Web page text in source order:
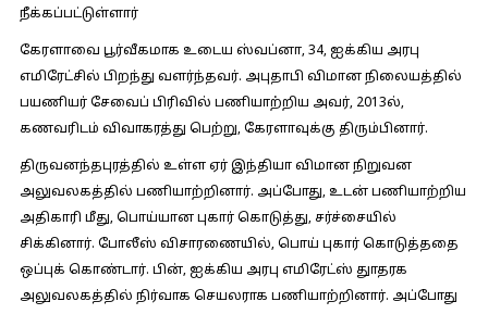
நீக்கப்பட்டுள்ளார்
கேரளாவை பூர்வீகமாக உடைய ஸ்வப்னா, 34, ஐக்கிய அரபு
எமிரேட்சில் பிறந்து வளர்ந்தவர். அபுதாபி விமான நிலையத்தில்
பயணியர் சேவைப் பிரிவில் பணியாற்றிய அவர், 2013ல்,
கணவரிடம் விவாகரத்து பெற்று, கேரளாவுக்கு திரும்பினார்.
திருவனந்தபுரத்தில் உள்ள ஏர் இந்தியா விமான நிறுவன
அலுவலகத்தில் பணியாற்றினார். அப்போது, உடன் பணியாற்றிய
அதிகாரி மீது, பொய்யான புகார் கொடுத்து, சர்ச்சையில்
சிக்கினார். போலீஸ் விசாரணையில், பொய் புகார் கொடுத்ததை
ஒப்புக் கொண்டார். பின், ஐக்கிய அரபு எமிரேட்ஸ் துாதரக
அலுவலகத்தில் நிர்வாக செயலராக பணியாற்றினார். அப்போது